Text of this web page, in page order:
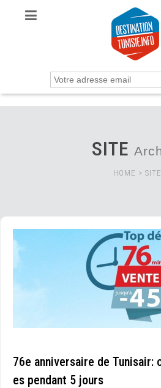
SITE
HOME > SITE
76e anniversaire de
es pendant 5 jours